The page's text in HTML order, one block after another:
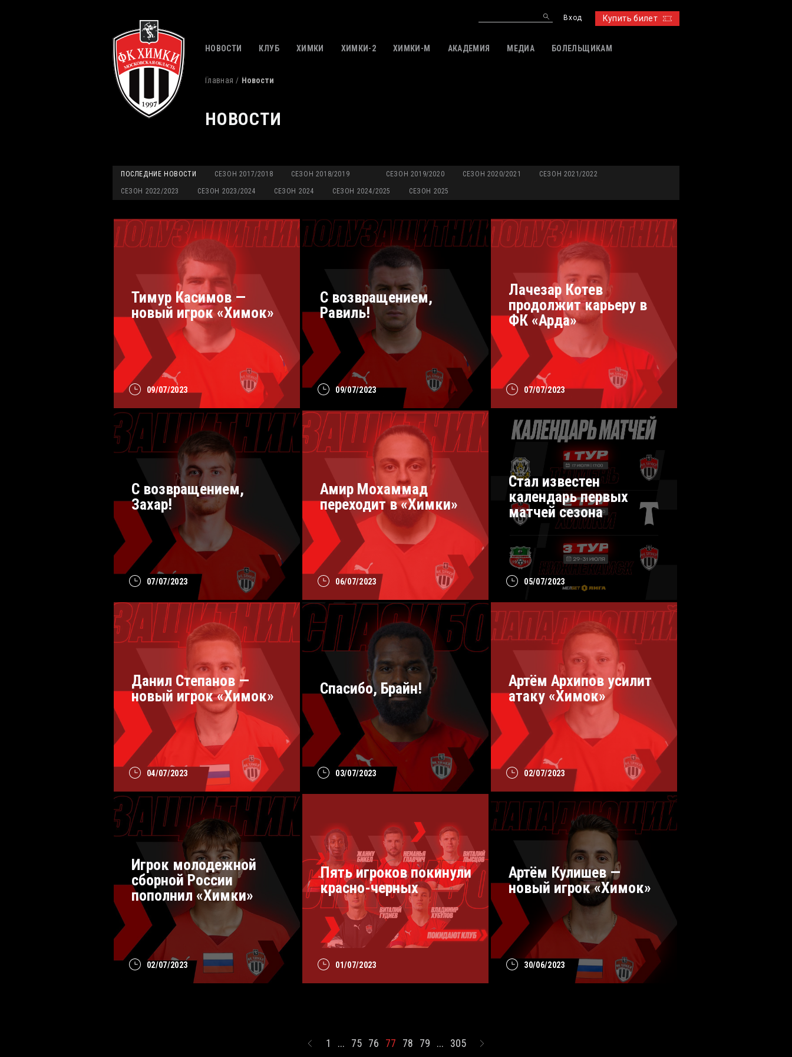
Купить билет
Вход
НОВОСТИ КЛУБ ХИМКИ ХИМКИ-2 ХИМКИ-M АКАДЕМИЯ МЕДИА БОЛЕЛЬЩИКАМ
Главная Новости
НОВОСТИ
ПОСЛЕДНИЕ НОВОСТИ СЕЗОН 2017/2018 СЕЗОН 2018/2019 СЕЗОН 2019/2020 СЕЗОН 2020/2021 СЕЗОН 2021/2022
СЕЗОН 2022/2023 СЕЗОН 2023/2024 СЕЗОН 2024 СЕЗОН 2024/2025 СЕЗОН 2025
09/07/2023
Тимур Касимов —
новый игрок «Химок»
09/07/2023
С возвращением,
Равиль!
07/07/2023
Лачезар Котев
продолжит карьеру в
ФК «Арда»
07/07/2023
С возвращением,
Захар!
06/07/2023
Амир Мохаммад
переходит в «Химки»
05/07/2023
Стал известен
календарь первых
матчей сезона
04/07/2023
Данил Степанов —
новый игрок «Химок»
03/07/2023
Спасибо, Брайн!
02/07/2023
Артём Архипов усилит
атаку «Химок»
02/07/2023
Игрок молодежной
сборной России
пополнил «Химки»
01/07/2023
Пять игроков покинули
красно-черных
30/06/2023
Артём Кулишев —
новый игрок «Химок»
1 ... 75 76 77 78 79 ... 305